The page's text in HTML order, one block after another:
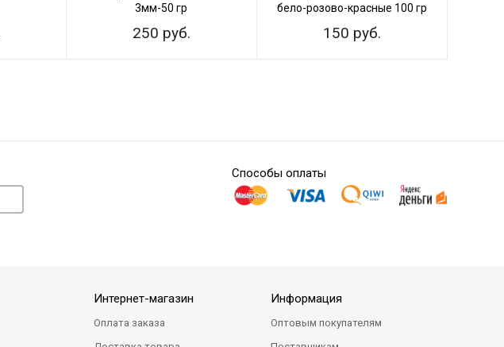
3мм-50 гр
250 руб.
бело-розово-красные 100 гр
150 руб.
Способы оплаты
Интернет-магазин
Оплата заказа
Информация
Оптовым покупателям